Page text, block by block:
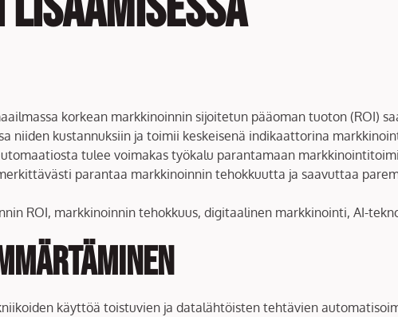
korkean markkinoinnin sijoitetun pääoman tuoton (ROI)
niiden kustannuksiin ja toimii keskeisenä indikaattorina
tulee voimakas työkalu parantamaan
parantaa markkinoinnin tehokkuutta ja saavuttaa
ROI, markkinoinnin tehokkuus, digitaalinen markkinointi, AI-
käyttöä toistuvien ja datalähtöisten tehtävien